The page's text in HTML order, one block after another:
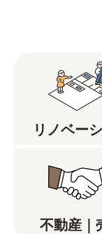
リノベー
不動産｜